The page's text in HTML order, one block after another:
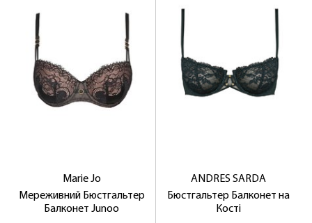
Marie Jo
Мереживний Бюстгальтер
Балконет Junoo
ANDRES SARDA
Бюстгальтер Балконет на
Кості